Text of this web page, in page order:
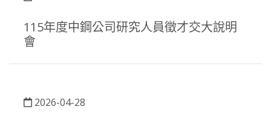
115年度中鋼公司研究人員徵才交大說明
會
2026-04-28